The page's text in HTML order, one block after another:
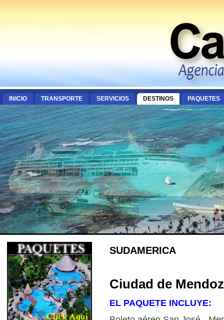
INICIO TRANSPORTE SERVICIOS DESTINOS PAQUETES
SUDAMERICA
Ciudad de
EL PAQUETE INCLUYE: